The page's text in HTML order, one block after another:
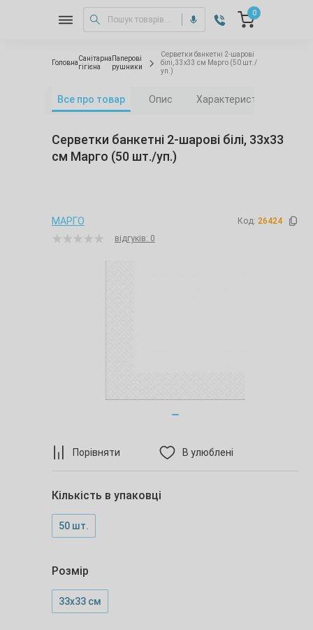
0
Головна
Санітарна
гігієна
Паперові
рушники
Серветки банкетні 2-шарові
білі, 33х33 см Марго (50 шт./
уп.)
Все про товар Опис Характеристики
Порівняти В улюблені
Серветки банкетні 2-шарові білі, 33х33
см Марго (50 шт./уп.)
МАРГО Код: 26424
відгуків: 0
Кількість в упаковці
50 шт.
Розмір
33х33 см